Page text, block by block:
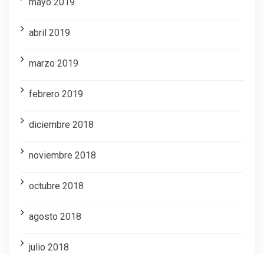
abril 2019
marzo 2019
febrero 2019
diciembre 2018
noviembre 2018
octubre 2018
agosto 2018
julio 2018